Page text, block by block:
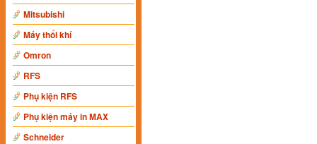
Mitsubishi
Máy thổi khí
Omron
RFS
Phụ kiện RFS
Phụ kiện máy in MAX
Schneider